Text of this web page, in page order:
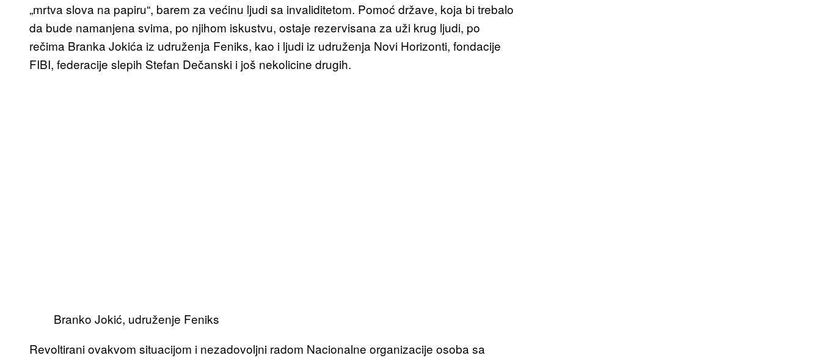
„mrtva slova na papiru“, barem za većinu ljudi sa invaliditetom. Pomoć države, koja bi trebalo
da bude namanjena svima, po njihom iskustvu, ostaje rezervisana za uži krug ljudi, po
rečima Branka Jokića iz udruženja Feniks, kao i ljudi iz udruženja Novi Horizonti, fondacije
FIBI, federacije slepih Stefan Dečanski i još nekolicine drugih.
Branko Jokić, udruženje Feniks
Revoltirani ovakvom situacijom i nezadovoljni radom Nacionalne organizacije osoba sa